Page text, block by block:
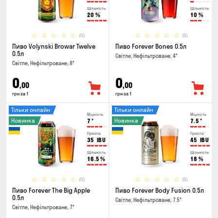
Щільність
20 %
(0)
Пиво Volynski Browar Twelve
0.5л
Світле, Нефільтроване, 8°
0,00
грн за 1
Щільність
10 %
(0)
Пиво Forever Bones 0.5л
Світле, Нефільтроване, 4°
0,00
грн за 1
Міцність
7 °
Гіркота
35 IBU
Щільність
16.5 %
(0)
Тільки онлайн
Новинка
Пиво Forever The Big Apple
0.5л
Світле, Нефільтроване, 7°
Міцність
7.5 °
Гіркота
45 IBU
Щільність
18 %
(0)
Тільки онлайн
Новинка
Пиво Forever Body Fusion 0.5л
Світле, Нефільтроване, 7.5°